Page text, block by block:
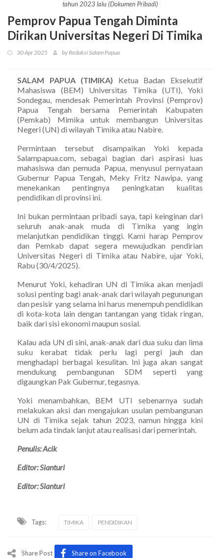
tahun 2023 lalu (Dokumen Pribadi)
Pemprov Papua Tengah Diminta
Dirikan Universitas Negeri Di Timika
30 Apr 2025 by Redaksi Salam Papua
SALAM PAPUA (TIMIKA) Ketua Badan Eksekutif
Mahasiswa (BEM) Universitas Timika (UTI), Yoki
Sondegau, mendesak Pemerintah Provinsi (Pemprov)
Papua Tengah bersama Pemerintah Kabupaten
(Pemkab) Mimika untuk membangun Universitas
Negeri (UN) di wilayah Timika atau Nabire.
Permintaan tersebut disampaikan Yoki kepada
Salampapua.com, sebagai bagian dari aspirasi luas
mahasiswa dan pemuda Papua, menyusul pernyataan
Gubernur Papua Tengah, Meky Fritz Nawipa, yang
menekankan pentingnya peningkatan kualitas
pendidikan di provinsi ini.
Ini bukan permintaan pribadi saya, tapi keinginan dari
seluruh anak-anak muda di Timika yang ingin
melanjutkan pendidikan tinggi. Kami harap Pemprov
dan Pemkab dapat segera mewujudkan pendirian
Universitas Negeri di Timika atau Nabire, ujar Yoki,
Rabu (30/4/2025).
Menurut Yoki, kehadiran UN di Timika akan menjadi
solusi penting bagi anak-anak dari wilayah pegunungan
dan pesisir yang selama ini harus menempuh pendidikan
di kota-kota lain dengan tantangan yang tidak ringan,
baik dari sisi ekonomi maupun sosial.
Kalau ada UN di sini, anak-anak dari dua suku dan lima
suku kerabat tidak perlu lagi pergi jauh dan
menghadapi berbagai kesulitan. Ini juga akan sangat
mendukung pembangunan SDM seperti yang
digaungkan Pak Gubernur, tegasnya.
Yoki menambahkan, BEM UTI sebenarnya sudah
melakukan aksi dan mengajukan usulan pembangunan
UN di Timika sejak tahun 2023, namun hingga kini
belum ada tindak lanjut atau realisasi dari pemerintah.
Penulis: Acik
Editor: Sianturi
Editor: Sianturi
Tags: TIMIKA PENDIDIKAN
Share Post Share on Facebook